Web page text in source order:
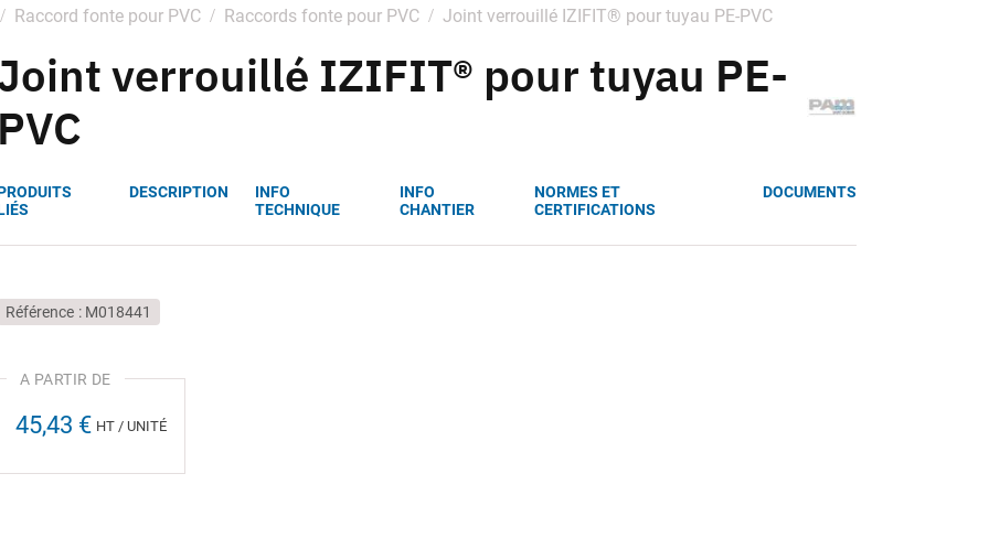
Raccord fonte pour PVC Raccords fonte pour PVC Joint verrouillé IZIFIT® pour tuyau PE-PVC
verrouillé IZIFIT® pour tuyau PE-
PVC
DESCRIPTION
INFO
TECHNIQUE
INFO
CHANTIER
NORMES ET
CERTIFICATIONS
DOCUMENTS
Référence M018441
45,43 € HT / UNITÉ